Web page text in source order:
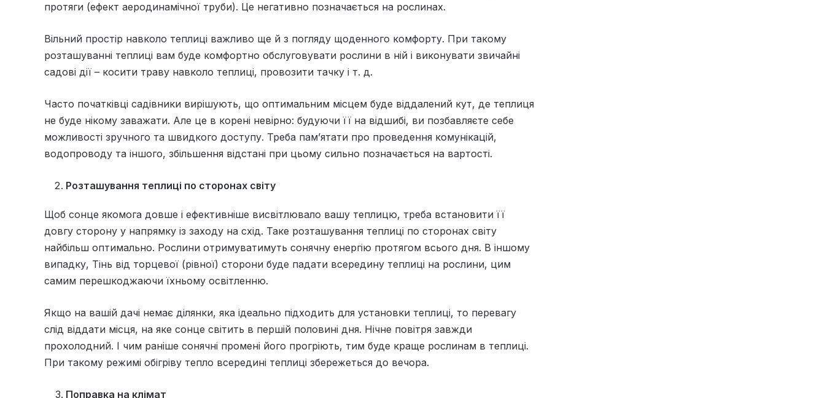
протяги (ефект аеродинамічної труби). Це негативно позначається на рослинах.
Вільний простір навколо теплиці важливо ще й з погляду щоденного комфорту. При такому
розташуванні теплиці вам буде комфортно обслуговувати рослини в ній і виконувати звичайні
садові дії – косити траву навколо теплиці, провозити тачку і т. д.
Часто початківці садівники вирішують, що оптимальним місцем буде віддалений кут, де теплиця
не буде нікому заважати. Але це в корені невірно: будуючи її на відшибі, ви позбавляєте себе
можливості зручного та швидкого доступу. Треба пам’ятати про проведення комунікацій,
водопроводу та іншого, збільшення відстані при цьому сильно позначається на вартості.
Розташування теплиці по сторонах світу
Щоб сонце якомога довше і ефективніше висвітлювало вашу теплицю, треба встановити її
довгу сторону у напрямку із заходу на схід. Таке розташування теплиці по сторонах світу
найбільш оптимально. Рослини отримуватимуть сонячну енергію протягом всього дня. В іншому
випадку, Тінь від торцевої (рівної) сторони буде падати всередину теплиці на рослини, цим
самим перешкоджаючи їхньому освітленню.
Якщо на вашій дачі немає ділянки, яка ідеально підходить для установки теплиці, то перевагу
слід віддати місця, на яке сонце світить в першій половині дня. Нічне повітря завжди
прохолодний. І чим раніше сонячні промені його прогріють, тим буде краще рослинам в теплиці.
При такому режимі обігріву тепло всередині теплиці збережеться до вечора.
Поправка на клімат